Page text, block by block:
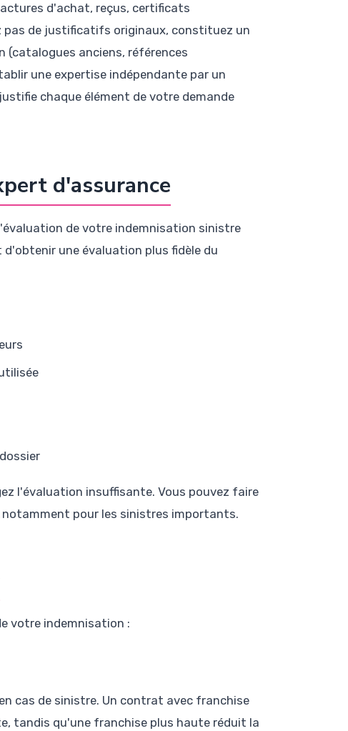
d'achat, reçus, certificats
de justificatifs originaux, constituez un
(catalogues anciens, références
une expertise indépendante par un
chaque élément de votre demande
d'assurance
de votre indemnisation sinistre
une évaluation plus fidèle du
l'évaluation insuffisante. Vous pouvez faire
pour les sinistres importants.
votre indemnisation :
cas de sinistre. Un contrat avec franchise
tandis qu'une franchise plus haute réduit la